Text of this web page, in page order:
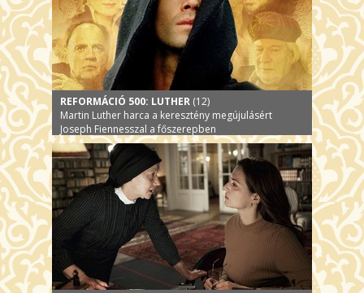
REFORMÁCIÓ 500: LUTHER (12)
Martin Luther harca a keresztény megújulásért
Joseph Fiennesszal a főszerepben